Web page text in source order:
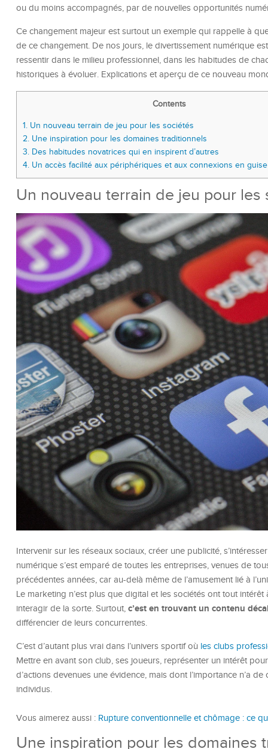
ou du moins accompagnés, par de nouvelles opportunités
Ce changement majeur est surtout un exemple qui rappelle à
de ce changement. De nos jours, le divertissement numérique
ressentir dans le milieu professionnel, dans les habitudes de
historiques à évoluer. Explications et aperçu de ce nouveau
Contents
1. Un nouveau terrain de jeu pour les sociétés
2. Une inspiration pour les domaines traditionnels
3. Des habitudes novatrices qui en inspirent d’autres
4. Un accès facilité aux périphériques et aux connexions en guise
Un nouveau terrain de jeu pour les
Intervenir sur les réseaux sociaux, créer une publicité,
numérique s’est emparé de toutes les entreprises, venues de
précédentes années, car au-delà même de l’amusement lié à
Le marketing n’est plus que digital et les sociétés ont tout
interagir de la sorte. Surtout, c’est en trouvant un contenu
différencier de leurs concurrentes.
C’est d’autant plus vrai dans l’univers sportif où les clubs
Mettre en avant son club, ses joueurs, représenter un intérêt
d’actions devenues une évidence, mais dont l’importance n’a
individus.
Vous aimerez aussi : Rupture conventionnelle et chômage : ce
Une inspiration pour les domaines